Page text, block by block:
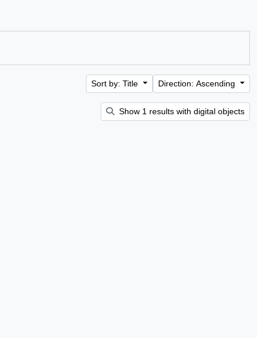
Sort by: Title Direction: Ascending
Show 1 results with digital objects